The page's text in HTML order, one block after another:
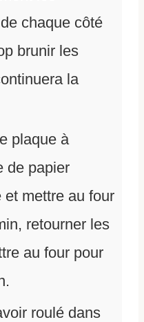
chaque côté
brunir les
la
plaque à
de papier
et mettre au four
retourner les
au four pour
roulé dans